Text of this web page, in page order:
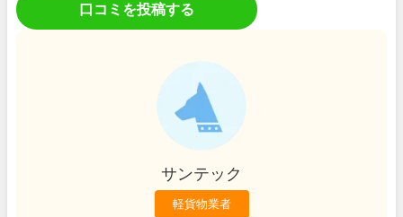
口コミを投稿する
サンテック
軽貨物業者